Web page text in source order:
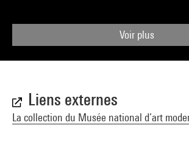
Voir plus
Liens externes
La collection du Musée national d’art